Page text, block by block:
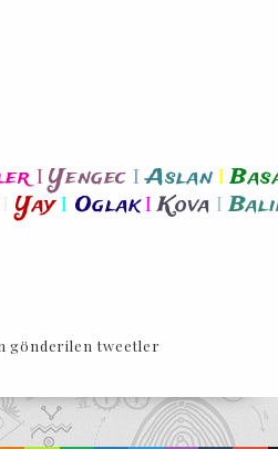
I Yengec I Aslan I
Yay I Oglak I Kova I
gönderilen tweetler